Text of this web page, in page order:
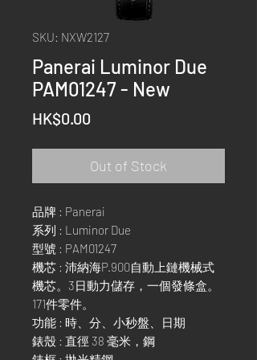
SKU: NXW2127
Panerai Luminor Due
PAM01247 - New
HK$0.00
Out of Stock
品牌 : Panerai
系列 : Luminor Due
型號 : PAM01247
機芯 : 沛納海P.900自動上鏈機械式
機芯。3日動力儲存，一個發條盒。
171件零件。
功能 : 時、分、小秒盤、日期
錶殼 : 直徑 38 毫米，鋼